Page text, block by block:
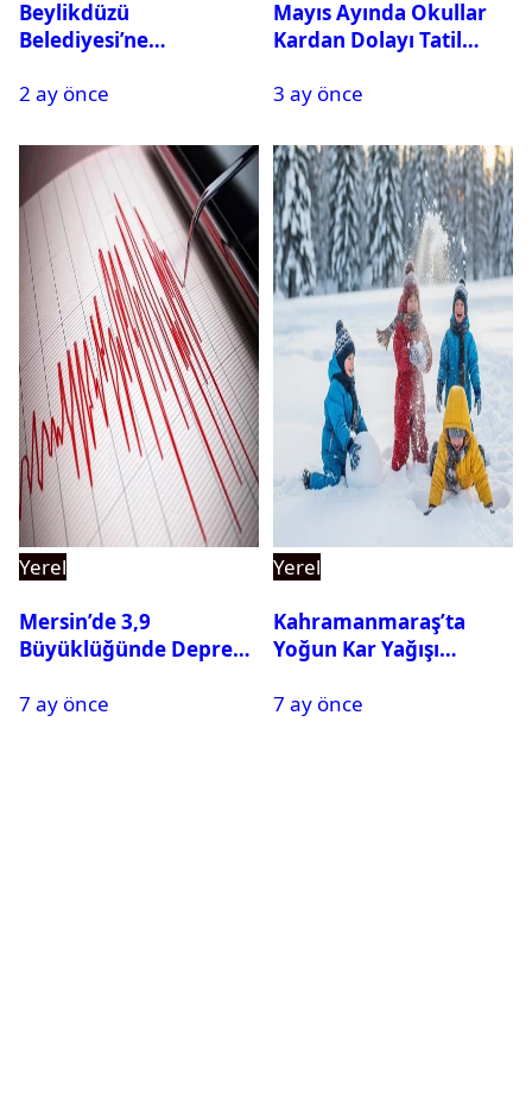
Beylikdüzü
Belediyesi’ne
Gözaltına Alındı
2 ay önce
Mayıs Ayında Okullar
Kardan Dolayı Tatil
3 ay önce
Yerel
Mersin’de 3,9
Büyüklüğünde Deprem
7 ay önce
Yerel
Kahramanmaraş’ta
Yoğun Kar Yağışı
Tatil
7 ay önce